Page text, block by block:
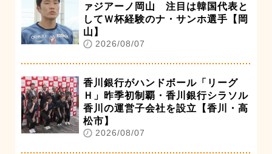
ァジアーノ岡山 注目は韓国代表と
してＷ杯経験のナ・サンホ選手【岡
山】
2026/08/07
香川銀行がハンドボール「リーグ
Ｈ」昨季初制覇・香川銀行シラソル
香川の運営子会社を設立【香川・高
松市】
2026/08/07